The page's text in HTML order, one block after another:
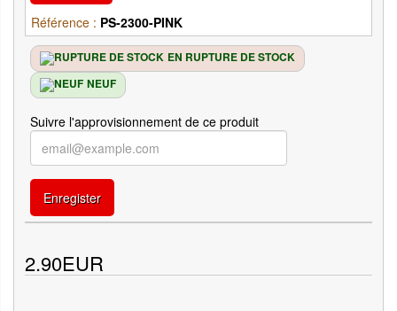
Référence : PS-2300-PINK
EN RUPTURE DE STOCK
NEUF
Suivre l'approvisionnement de ce produit
Enregister
2.90EUR